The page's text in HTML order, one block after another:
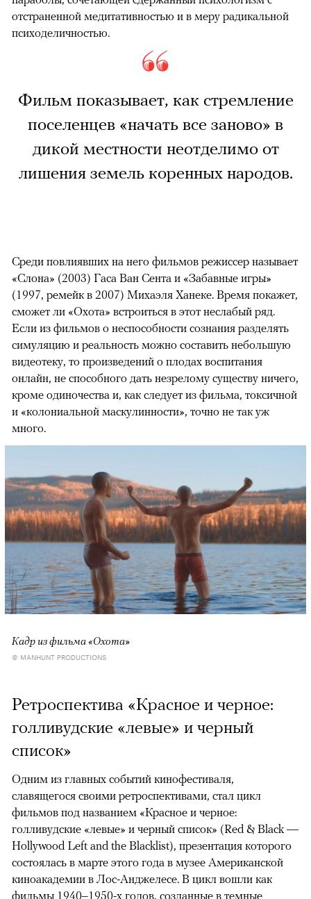
отстраненной медитативностью и в меру радикальной
психоделичностью.
Фильм показывает, как стремление
поселенцев «начать все заново» в
дикой местности неотделимо от
лишения земель коренных народов.
Среди повлиявших на него фильмов режиссер называет
«Слона» (2003) Гаса Ван Сента и «Забавные игры»
(1997, ремейк в 2007) Михаэля Ханеке. Время покажет,
сможет ли «Охота» встроиться в этот неслабый ряд.
Если из фильмов о неспособности сознания разделять
симуляцию и реальность можно составить небольшую
видеотеку, то произведений о плодах воспитания
онлайн, не способного дать незрелому существу ничего,
кроме одиночества и, как следует из фильма, токсичной
и «колониальной маскулинности», точно не так уж
много.
Кадр из фильма «Охота»
© MANHUNT PRODUCTIONS
Ретроспектива «Красное и черное:
голливудские «левые» и черный
список»
Одним из главных событий кинофестиваля,
славящегося своими ретроспективами, стал цикл
фильмов под названием «Красное и черное:
голливудские «левые» и черный список» (Red & Black —
Hollywood Left and the Blacklist), презентация которого
состоялась в марте этого года в музее Американской
киноакадемии в Лос-Анджелесе. В цикл вошли как
фильмы 1940–1950-х годов, созданные в темные